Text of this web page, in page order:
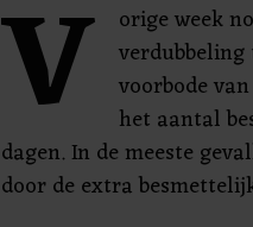
V
orige week
verdubbeling
voorbode
het aantal
dagen. In de meeste
door de extra